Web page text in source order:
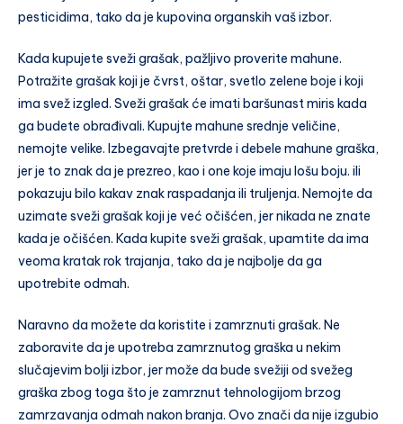
pesticidima, tako da je kupovina organskih vaš izbor.
Kada kupujete sveži grašak, pažljivo proverite mahune.
Potražite grašak koji je čvrst, oštar, svetlo zelene boje i koji
ima svež izgled. Sveži grašak će imati baršunast miris kada
ga budete obrađivali. Kupujte mahune srednje veličine,
nemojte velike. Izbegavajte pretvrde i debele mahune graška,
jer je to znak da je prezreo, kao i one koje imaju lošu boju. ili
pokazuju bilo kakav znak raspadanja ili truljenja. Nemojte da
uzimate sveži grašak koji je već očišćen, jer nikada ne znate
kada je očišćen. Kada kupite sveži grašak, upamtite da ima
veoma kratak rok trajanja, tako da je najbolje da ga
upotrebite odmah.
Naravno da možete da koristite i zamrznuti grašak. Ne
zaboravite da je upotreba zamrznutog graška u nekim
slučajevim bolji izbor, jer može da bude svežiji od svežeg
graška zbog toga što je zamrznut tehnologijom brzog
zamrzavanja odmah nakon branja. Ovo znači da nije izgubio